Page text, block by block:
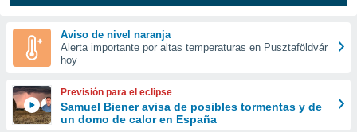
y
forma
digital
basada
Aviso de nivel naranja
Alerta importante por altas temperaturas en Pusztaföldvár
hoy
Previsión para el eclipse
Samuel Biener avisa de posibles tormentas y de
un domo de calor en España